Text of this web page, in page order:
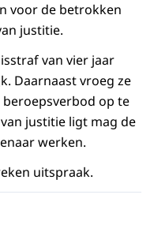
voor de betrokken
justitie.
van vier jaar
Daarnaast vroeg ze
op te
justitie ligt mag de
werken.
uitspraak.